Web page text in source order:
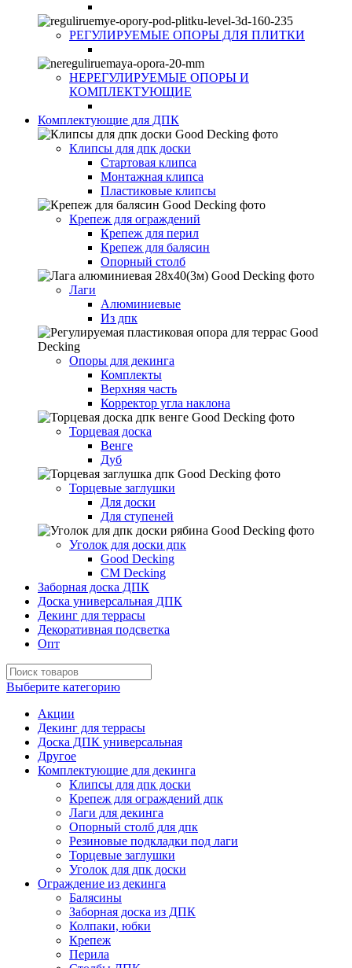
РЕГУЛИРУЕМЫЕ ОПОРЫ ДЛЯ ПЛИТКИ
НЕРЕГУЛИРУЕМЫЕ ОПОРЫ И
КОМПЛЕКТУЮЩИЕ
Комплектующие для ДПК
Клипсы для дпк доски
Стартовая клипса
Монтажная клипса
Пластиковые клипсы
Крепеж для ограждений
Крепеж для перил
Крепеж для балясин
Опорный столб
Лаги
Алюминиевые
Из дпк
Опоры для декинга
Комплекты
Верхняя часть
Корректор угла наклона
Торцевая доска
Венге
Дуб
Торцевые заглушки
Для доски
Для ступеней
Уголок для доски дпк
Good Decking
CM Decking
Заборная доска ДПК
Доска универсальная ДПК
Декинг для террасы
Декоративная подсветка
Опт
Выберите категорию
Акции
Декинг для террасы
Доска ДПК универсальная
Другое
Комплектующие для декинга
Клипсы для дпк доски
Крепеж для ограждений дпк
Лаги для декинга
Опорный столб для дпк
Резиновые подкладки под лаги
Торцевые заглушки
Уголок для дпк доски
Ограждение из декинга
Балясины
Заборная доска из ДПК
Колпаки, юбки
Крепеж
Перила